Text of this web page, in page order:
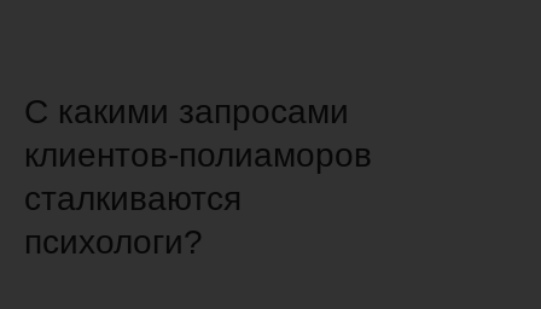
С какими запросами
клиентов-полиаморов
сталкиваются
психологи?